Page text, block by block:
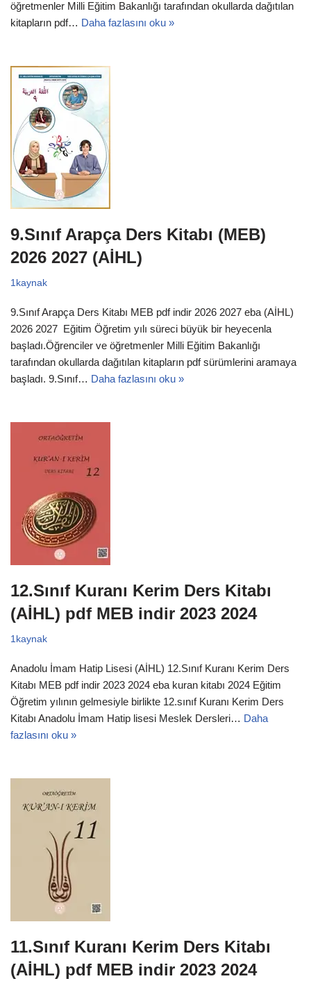
öğretmenler Milli Eğitim Bakanlığı tarafından okullarda dağıtılan
kitapların pdf… Daha fazlasını oku »
9.Sınıf Arapça Ders Kitabı (MEB)
2026 2027 (AİHL)
1kaynak
9.Sınıf Arapça Ders Kitabı MEB pdf indir 2026 2027 eba (AİHL)
2026 2027 Eğitim Öğretim yılı süreci büyük bir heyecenla
başladı.Öğrenciler ve öğretmenler Milli Eğitim Bakanlığı
tarafından okullarda dağıtılan kitapların pdf sürümlerini aramaya
başladı. 9.Sınıf… Daha fazlasını oku »
12.Sınıf Kuranı Kerim Ders Kitabı
(AİHL) pdf MEB indir 2023 2024
1kaynak
Anadolu İmam Hatip Lisesi (AİHL) 12.Sınıf Kuranı Kerim Ders
Kitabı MEB pdf indir 2023 2024 eba kuran kitabı 2024 Eğitim
Öğretim yılının gelmesiyle birlikte 12.sınıf Kuranı Kerim Ders
Kitabı Anadolu İmam Hatip lisesi Meslek Dersleri… Daha
fazlasını oku »
11.Sınıf Kuranı Kerim Ders Kitabı
(AİHL) pdf MEB indir 2023 2024